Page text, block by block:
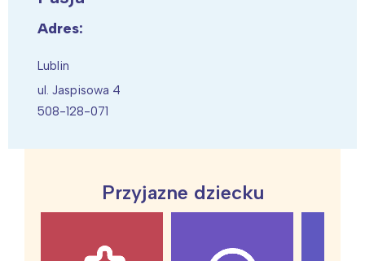
Adres:
Lublin
ul. Jaspisowa 4
508-128-071
Przyjazne dziecku